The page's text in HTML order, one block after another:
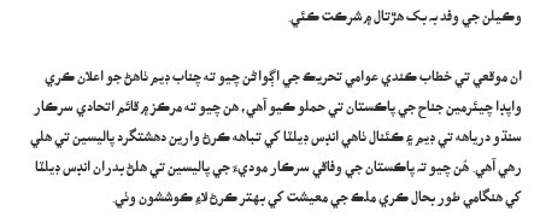
وڪيلن جي وفد بہ بک هڙتال ۾ شرڪت ڪئي.
ان موقعي تي خطاب ڪندي عوامي تحريڪ جي اڳواڻن چيو ته چناب ڊيم ٺاهڻ جو اعلان ڪري
واپڊا چيئرمين جناح جي پاڪستان تي حملو ڪيو آهي، هن چيو ته مرڪز ۾ قائم اتحادي سرڪار
سنڌو درياهه تي ڊيم ۽ ڪئنال ٺاهي انڊس ڊيلٽا کي تباهه ڪرڻ وارين دهشتگرد پاليسين تي هلي
رهي آهي. ھُن چيو تہ پاڪستان جي وفاقي سرڪار موديءَ جي پاليسين تي هلڻ بدران انڊس ڊيلٽا
کي هنگامي طور بحال ڪري ملڪ جي معيشت کي بهتر ڪرڻ لاءِ ڪوششون وٺي.